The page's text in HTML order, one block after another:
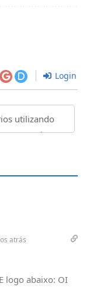
Login
atrás
logo abaixo: OI